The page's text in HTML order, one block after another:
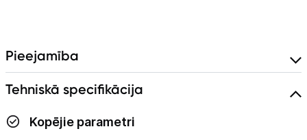
Pieejamība
Tehniskā specifikācija
Kopējie parametri